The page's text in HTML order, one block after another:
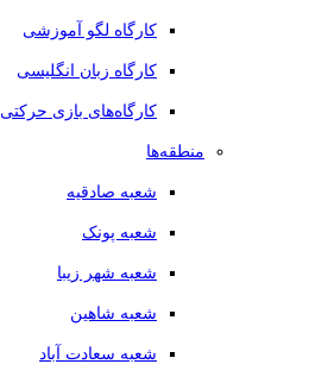
کارگاه لگو آموزشی
کارگاه زبان انگلیسی
کارگاه‌های بازی حرکتی
منطقه‌ها
شعبه صادقیه
شعبه پونک
شعبه شهر زیبا
شعبه شاهین
شعبه سعادت آباد